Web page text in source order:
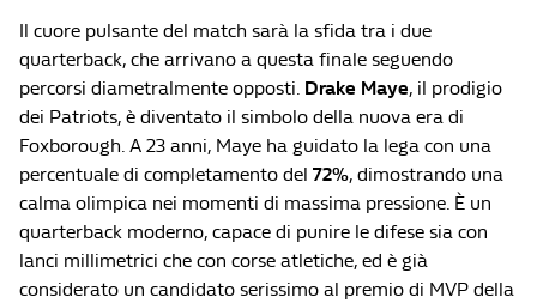
Il cuore pulsante del match sarà la sfida tra i due
quarterback, che arrivano a questa finale seguendo
percorsi diametralmente opposti. Drake Maye, il prodigio
dei Patriots, è diventato il simbolo della nuova era di
Foxborough. A 23 anni, Maye ha guidato la lega con una
percentuale di completamento del 72%, dimostrando una
calma olimpica nei momenti di massima pressione. È un
quarterback moderno, capace di punire le difese sia con
lanci millimetrici che con corse atletiche, ed è già
considerato un candidato serissimo al premio di MVP della